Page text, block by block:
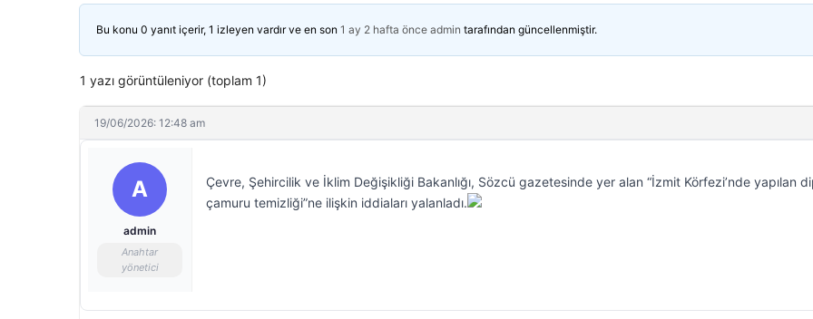
Bu konu 0 yanıt içerir, 1 izleyen vardır ve en son 1 ay 2 hafta önce admin tarafından güncellenmiştir.
1 yazı görüntüleniyor (toplam 1)
19/06/2026: 12:48 am
A
admin
Anahtar
yönetici
Çevre, Şehircilik ve İklim Değişikliği Bakanlığı, Sözcü gazetesinde yer alan “İzmit Körfezi’nde yapılan
çamuru temizliği”ne ilişkin iddiaları yalanladı.